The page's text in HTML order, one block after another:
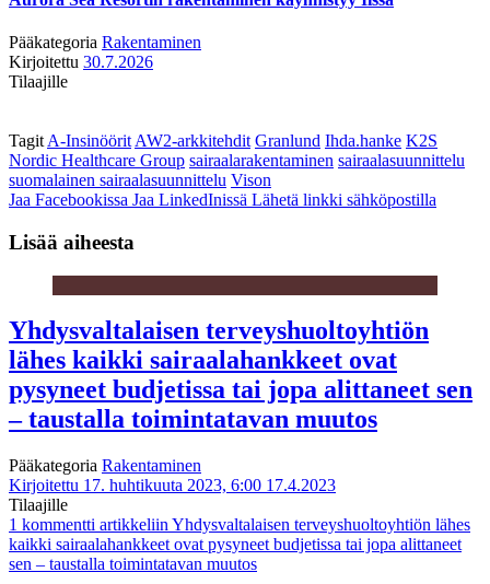
Pääkategoria Rakentaminen
Kirjoitettu 30.7.2026
Tilaajille
Tagit A-Insinöörit AW2-arkkitehdit Granlund Ihda.hanke K2S
Nordic Healthcare Group sairaalarakentaminen sairaalasuunnittelu
suomalainen sairaalasuunnittelu Vison
Jaa Facebookissa Jaa LinkedInissä Lähetä linkki sähköpostilla
Lisää aiheesta
Yhdysvaltalaisen terveyshuoltoyhtiön
lähes kaikki sairaalahankkeet ovat
pysyneet budjetissa tai jopa alittaneet sen
– taustalla toimintatavan muutos
Pääkategoria Rakentaminen
Kirjoitettu 17. huhtikuuta 2023, 6:00 17.4.2023
Tilaajille
1 kommentti artikkeliin Yhdysvaltalaisen terveyshuoltoyhtiön lähes
kaikki sairaalahankkeet ovat pysyneet budjetissa tai jopa alittaneet
sen – taustalla toimintatavan muutos